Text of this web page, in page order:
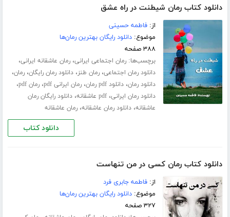
دانلود کتاب رمان شیطنت در راه عشق
از:فاطمه حسینی
موضوع:دانلود رایگان بهترین رمان‌ها
۳۸۸ صفحه
برچسب‌ها:رمان اجتماعی ایرانی،رمان عاشقانه ایرانی،
دانلود رمان اجتماعی،رمان طنز،دانلود رمان رایگان،رمان،
دانلود رمان،دانلود pdf رمان ،رمان ایرانی pdf ،رمان pdf ،
دانلود رمان ایرانی،pdf عاشقانه ،دانلود رایگان رمان
عاشقانه،دانلود رمان عاشقانه،رمان عاشقانه
دانلود کتاب
دانلود کتاب رمان کسی در من تنهاست
از:فاطمه جابری فرد
موضوع:دانلود رایگان بهترین رمان‌ها
۳۲۷ صفحه